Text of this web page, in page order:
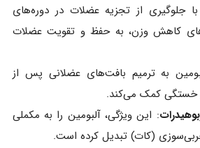
جلوگیری از تجزیه عضلات در دوره‌های
کاهش وزن، به حفظ و تقویت عضلات
به ترمیم بافت‌های عضلانی پس از
خستگی کمک می‌کند.
: این ویژگی، آلبومین را به مکملی
(کات) تبدیل کرده است.